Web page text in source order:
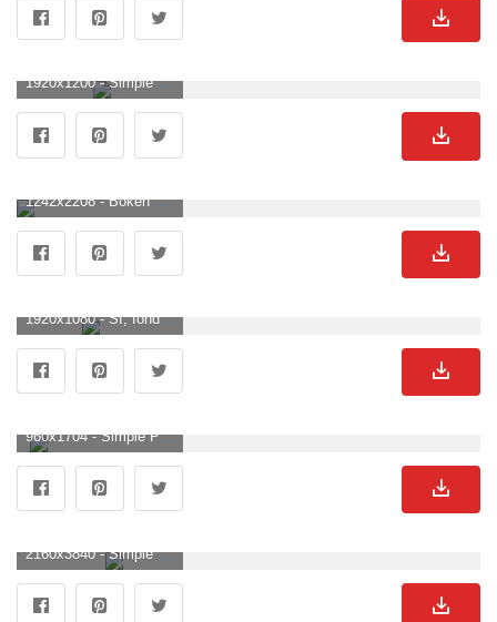
1920x1200 - Simple Cute Wallpaper (más de 65 imágenes). Fondo de pantalla sencillos.
1242x2208 - Bokeh Dark Lights Night Art Simple fondo de pantalla de Android - Android HD. Wallpaper sencillos.
1920x1080 - Sí, fondos de pantalla simples! - Álbum en Imgur. Fondo para computadora HD 1080p sencillos.
960x1704 - Simple Phone Wallpapers - Top gratis fondos simples de teléfono. Imágen sencillos.
2160x3840 - Simple Phone Wallpapers (77+ imágenes). Fondo de pantalla sencillos.